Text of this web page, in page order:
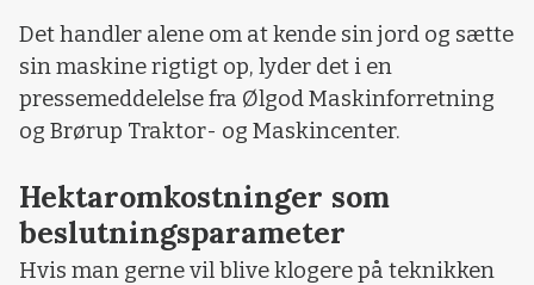
Det handler alene om at kende sin jord og sætte
sin maskine rigtigt op, lyder det i en
pressemeddelelse fra Ølgod Maskinforretning
og Brørup Traktor- og Maskincenter.
Hektaromkostninger som
beslutningsparameter
Hvis man gerne vil blive klogere på teknikken